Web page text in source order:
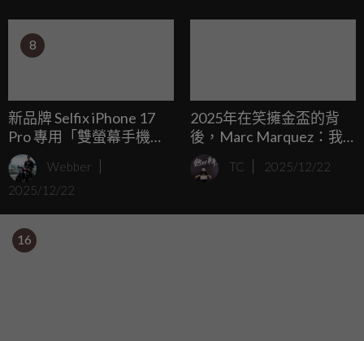
8
新品牌 Selfix iPhone 17
Pro 專用「雙螢幕手機
殼」：後鏡頭自拍神器 +
2TB 記憶卡擴充
Webber
2025/12/22
2025年在笑擁金盃的背
後，Marc Marquez：我
付出了非常高的代價... ...
TC 2025/12/22
16